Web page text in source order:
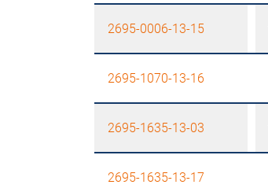
2695-0006-13-15
2695-1070-13-16
2695-1635-13-03
2695-1635-13-17